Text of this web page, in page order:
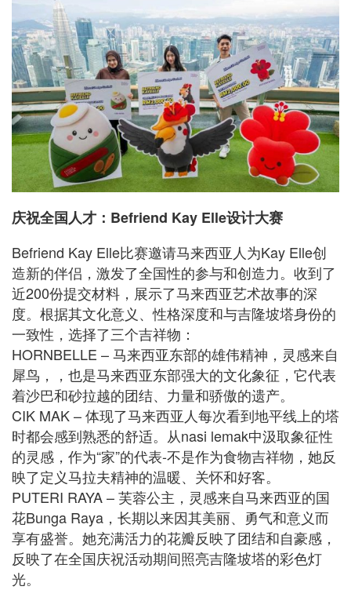
庆祝全国人才：Befriend Kay Elle设计大赛
Befriend Kay Elle比赛邀请马来西亚人为Kay Elle创
造新的伴侣，激发了全国性的参与和创造力。收到了
近200份提交材料，展示了马来西亚艺术故事的深
度。根据其文化意义、性格深度和与吉隆坡塔身份的
一致性，选择了三个吉祥物：
HORNBELLE – 马来西亚东部的雄伟精神，灵感来自
犀鸟，，也是马来西亚东部强大的文化象征，它代表
着沙巴和砂拉越的团结、力量和骄傲的遗产。
CIK MAK – 体现了马来西亚人每次看到地平线上的塔
时都会感到熟悉的舒适。从nasi lemak中汲取象征性
的灵感，作为“家”的代表-不是作为食物吉祥物，她反
映了定义马拉夫精神的温暖、关怀和好客。
PUTERI RAYA – 芙蓉公主，灵感来自马来西亚的国
花Bunga Raya，长期以来因其美丽、勇气和意义而
享有盛誉。她充满活力的花瓣反映了团结和自豪感，
反映了在全国庆祝活动期间照亮吉隆坡塔的彩色灯
光。